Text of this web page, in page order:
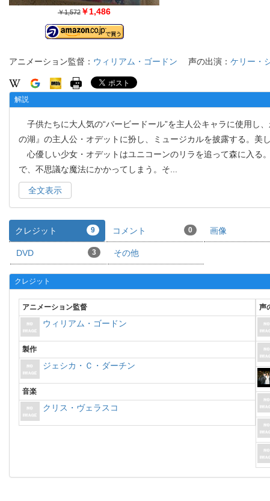
￥1,572 ￥1,486
アニメーション監督： ウィリアム・ゴードン 声の出演： ケリー・
解説
子供たちに大人気の“バービードール”を主人公キャラに使用し
の湖』の主人公・オデットに扮し、ミュージカルを披露する。美
心優しい少女・オデットはユニコーンのリラを追って森に入る
で、不思議な魔法にかかってしまう。そ
全文表示
クレジット 9 コメント 0 画像
DVD 3 その他
クレジット
アニメーション監督
ウィリアム・ゴードン
製作
ジェシカ・Ｃ・ダーチン
音楽
クリス・ヴェラスコ
声